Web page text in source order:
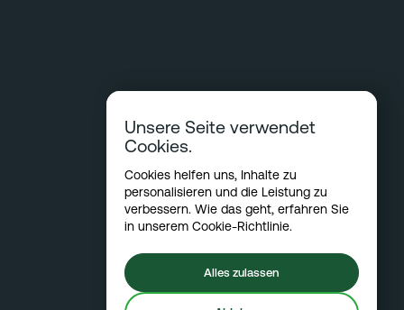
Unsere Seite verwendet
Cookies.
Cookies helfen uns, Inhalte zu
personalisieren und die Leistung zu
verbessern. Wie das geht, erfahren Sie
in unserem Cookie-Richtlinie.
Alles zulassen